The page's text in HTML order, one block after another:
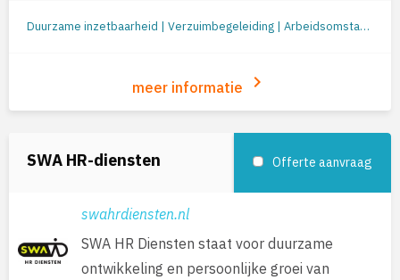
Duurzame inzetbaarheid | Verzuimbegeleiding | Arbeidsomstandigheden (o.a. RI&E en werkplekonderzoek) | Preventie/gezondheid | Re-integratie: begeleiding naar werk | Jobcoaching | Re-integratie tweede spoor | Outplacement | Loopbaanbegeleiding | Loopbaanontwikkeling | Mobiliteit
meer informatie keyboard_arrow_right
SWA HR-diensten Offerte aanvraag
swahrdiensten.nl
SWA HR Diensten staat voor duurzame
ontwikkeling en persoonlijke groei van